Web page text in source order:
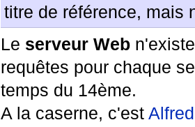
titre de référence, mais
Le serveur Web
requêtes pour chaque
temps du 14ème.
A la caserne, c'est Alfred